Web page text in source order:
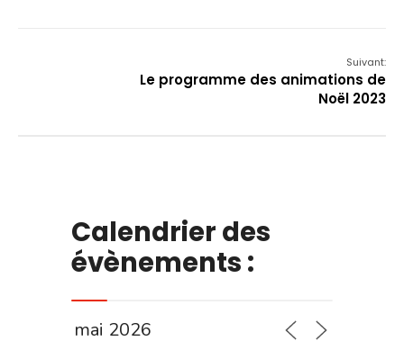
Suivant:
Le programme des animations de
Noël 2023
Calendrier des
évènements :